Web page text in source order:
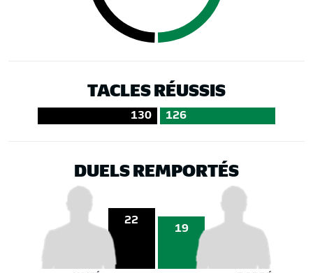
TACLES RÉUSSIS
130 126
DUELS REMPORTÉS
22
19